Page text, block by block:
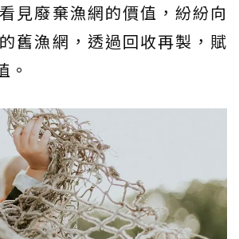
見廢棄漁網的價值，紛紛向
舊漁網，透過回收再製，賦
。